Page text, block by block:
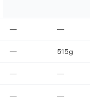
— —
— 515g
— —
— —